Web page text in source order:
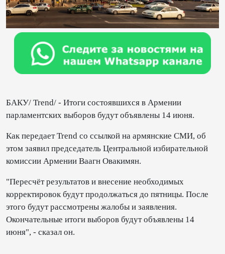
БАКУ/ Trend/ - Итоги состоявшихся в Армении
парламентских выборов будут объявлены 14 июня.
Как передает Trend со ссылкой на армянские СМИ, об
этом заявил председатель Центральной избирательной
комиссии Армении Ваагн Овакимян.
"Пересчёт результатов и внесение необходимых
корректировок будут продолжаться до пятницы. После
этого будут рассмотрены жалобы и заявления.
Окончательные итоги выборов будут объявлены 14
июня", - сказал он.